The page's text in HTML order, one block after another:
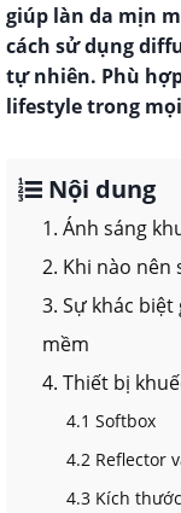
giúp làn da mịn
cách sử dụng
tự nhiên. Phù
lifestyle trong
Nội dung
1. Ánh sáng
2. Khi nào nên
3. Sự khác
mềm
4. Thiết bị
4.1 Softbox
4.2 Reflector
4.3 Kích